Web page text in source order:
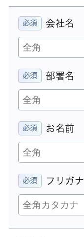
会社名
部署名
お名前
フリガナ